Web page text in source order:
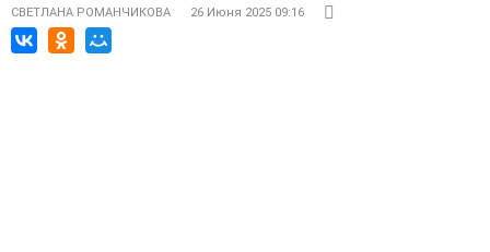
СВЕТЛАНА РОМАНЧИКОВА 26 Июня 2025 09:16